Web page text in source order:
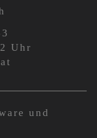
Uhr
und